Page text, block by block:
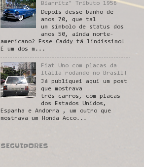
Biarritz" Tributo 1956
Depois desse banho de
anos 70, que tal
um símbolo de status dos
anos 50, ainda norte-
americano? Esse Caddy tá lindíssimo!
É um dos m...
Fiat Uno com placas da
Itália rodando no Brasil!
Já publiquei aqui um post
que mostrava
três carros, com placas
dos Estados Unidos,
Espanha e Andorra , um outro que
mostrava um Honda Acco...
SEGUIDORES